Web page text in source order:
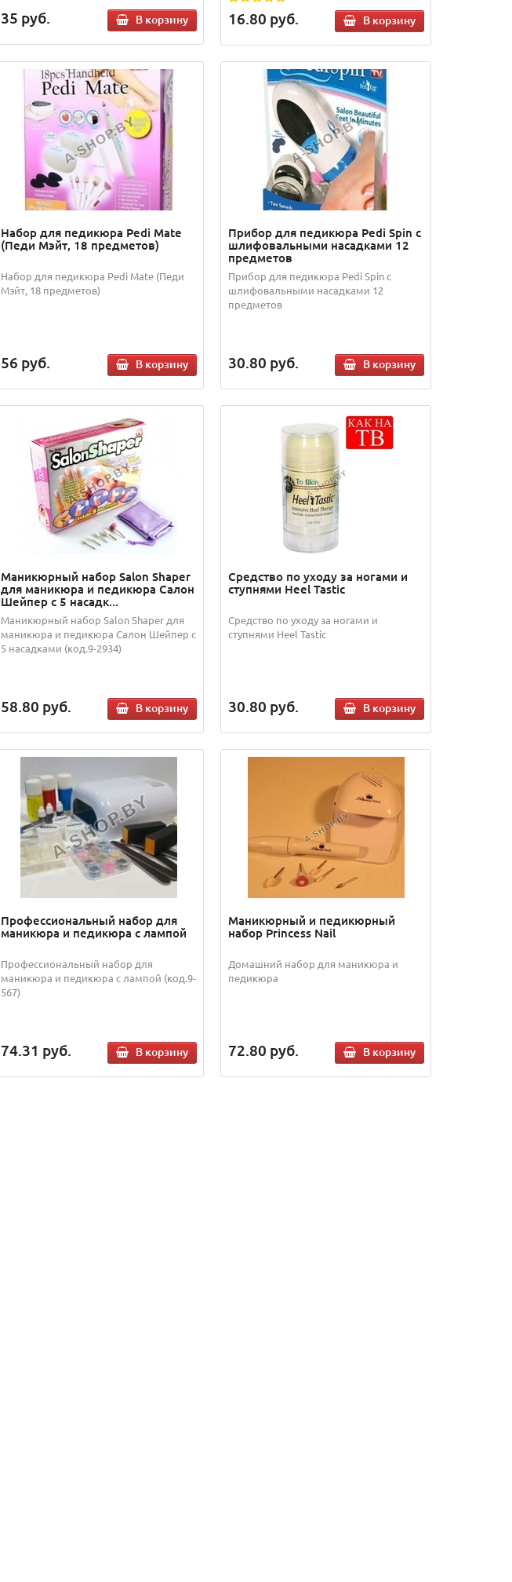
35 руб. В корзину 16.80 руб. В корзину
Набор для педикюра Pedi Mate
(Педи Мэйт, 18 предметов)
Набор для педикюра Pedi Mate (Педи
Мэйт, 18 предметов)
56 руб. В корзину
Прибор для педикюра Pedi Spin с
шлифовальными насадками 12
предметов
Прибор для педикюра Pedi Spin с
шлифовальными насадками 12
предметов
30.80 руб. В корзину
Маникюрный набор Salon Shaper
для маникюра и педикюра Салон
Шейпер с 5 насадк...
Маникюрный набор Salon Shaper для
маникюра и педикюра Салон Шейпер с
5 насадками (код.9-2934)
58.80 руб. В корзину
Средство по уходу за ногами и
ступнями Heel Tastic
Средство по уходу за ногами и
ступнями Heel Tastic
30.80 руб. В корзину
Профессиональный набор для
маникюра и педикюра с лампой
Профессиональный набор для
маникюра и педикюра с лампой (код.9-
567)
74.31 руб. В корзину
Маникюрный и педикюрный
набор Princess Nail
Домашний набор для маникюра и
педикюра
72.80 руб. В корзину